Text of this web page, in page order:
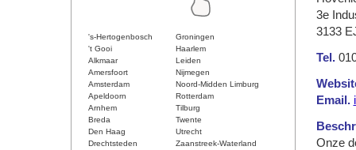
's-Hertogenbosch
Groningen
't Gooi
Haarlem
Alkmaar
Leiden
Amersfoort
Nijmegen
Amsterdam
Noord-Midden Limburg
Apeldoorn
Rotterdam
Arnhem
Tilburg
Breda
Twente
Den Haag
Utrecht
Drechtsteden
Zaanstreek-Waterland
3e
3133
Tel.
Email.
Onze